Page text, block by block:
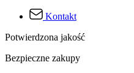
Kontakt
Potwierdzona jakość
Bezpieczne zakupy